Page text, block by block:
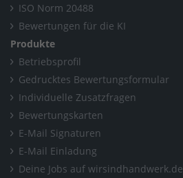
ISO Norm 20488
Bewertungen für die KI
Produkte
Betriebsprofil
Gedrucktes Bewertungsformular
Individuelle Zusatzfragen
Bewertungskarten
E-Mail Signaturen
E-Mail Einladung
Deine Jobs auf wirsindhandwerk.de